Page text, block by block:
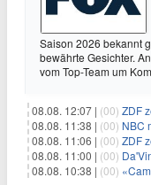
Saison 2026 bekannt
bewährte Gesichter.
vom Top-Team um
08.08. 12:07 | (00) ZDF
08.08. 11:38 | (00) NBC
08.08. 11:06 | (00) ZDF
08.08. 11:00 | (00) Da'Vine
08.08. 10:38 | (00)